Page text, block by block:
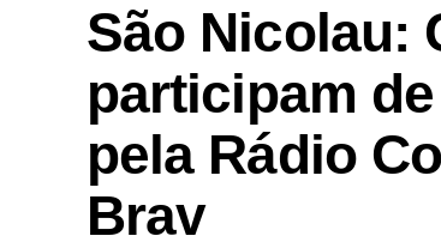
São Nicolau:
participam
pela Rádio
Brav